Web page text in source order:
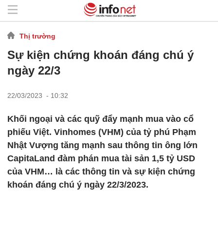
Thị trường
Sự kiện chứng khoán đáng chú ý
ngày 22/3
22/03/2023 - 10:32
Khối ngoại và các quỹ đẩy mạnh mua vào cổ
phiếu Việt. Vinhomes (VHM) của tỷ phú Phạm
Nhật Vượng tăng mạnh sau thông tin ông lớn
CapitaLand đàm phán mua tài sản 1,5 tỷ USD
của VHM… là các thông tin và sự kiện chứng
khoán đáng chú ý ngày 22/3/2023.